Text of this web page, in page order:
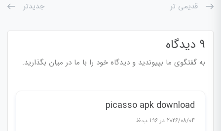
قدیمی تر جدیدتر
9 دیدگاه
به گفتگوی ما بپیوندید و دیدگاه خود را با ما در میان بگذارید.
picasso apk download
2026/08/04 در 1:16 ب.ظ